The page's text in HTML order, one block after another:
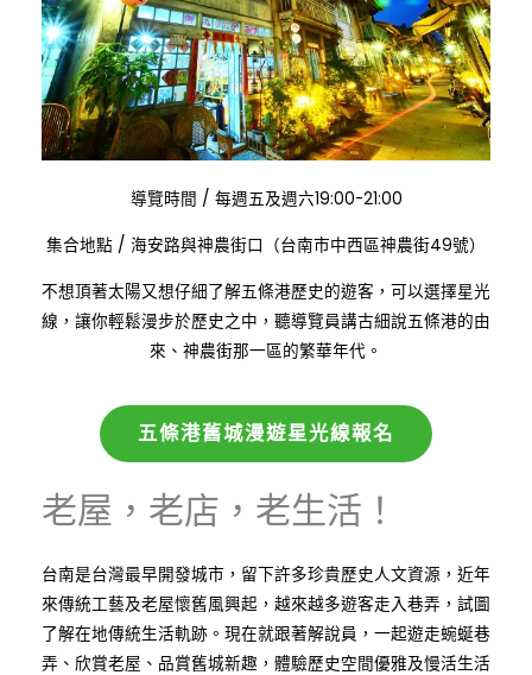
導覽時間: / 每週五及週六19:00-21:00
集合地點: / 海安路與神農街口（台南市中西區神農街49號）
不想頂著太陽又想仔細了解五條港歷史的遊客，可以選擇星光
線，讓你輕鬆漫步於歷史之中，聽導覽員講古細說五條港的由
來、神農街那一區的繁華年代。
五條港舊城漫遊星光線報名
老屋，老店，老生活！
台南是台灣最早開發城市，留下許多珍貴歷史人文資源，近年
來傳統工藝及老屋懷舊風興起，越來越多遊客走入巷弄，試圖
了解在地傳統生活軌跡。現在就跟著解說員，一起遊走蜿蜒巷
弄、欣賞老屋、品賞舊城新趣，體驗歷史空間優雅及慢活生活